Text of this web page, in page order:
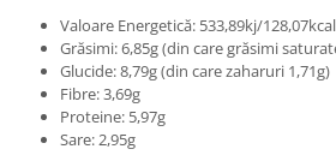
Valoare Energetică: 533,89kj/128,07kcal
Grăsimi: 6,85g (din care grăsimi
Glucide: 8,79g (din care zaharuri 1,71g)
Fibre: 3,69g
Proteine: 5,97g
Sare: 2,95g